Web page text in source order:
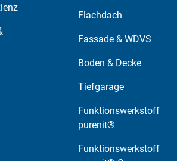
Flachdach
Fassade & WDVS
Boden & Decke
Tiefgarage
Funktionswerkstoff
purenit®
Funktionswerkstoff
und Statistik
und Statistik Cookies werden
Drittanbieter weitergeleitet.
Informationen anzeigen